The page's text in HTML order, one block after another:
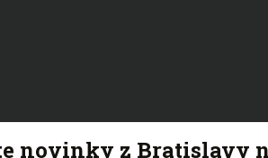
novinky z Bratislavy